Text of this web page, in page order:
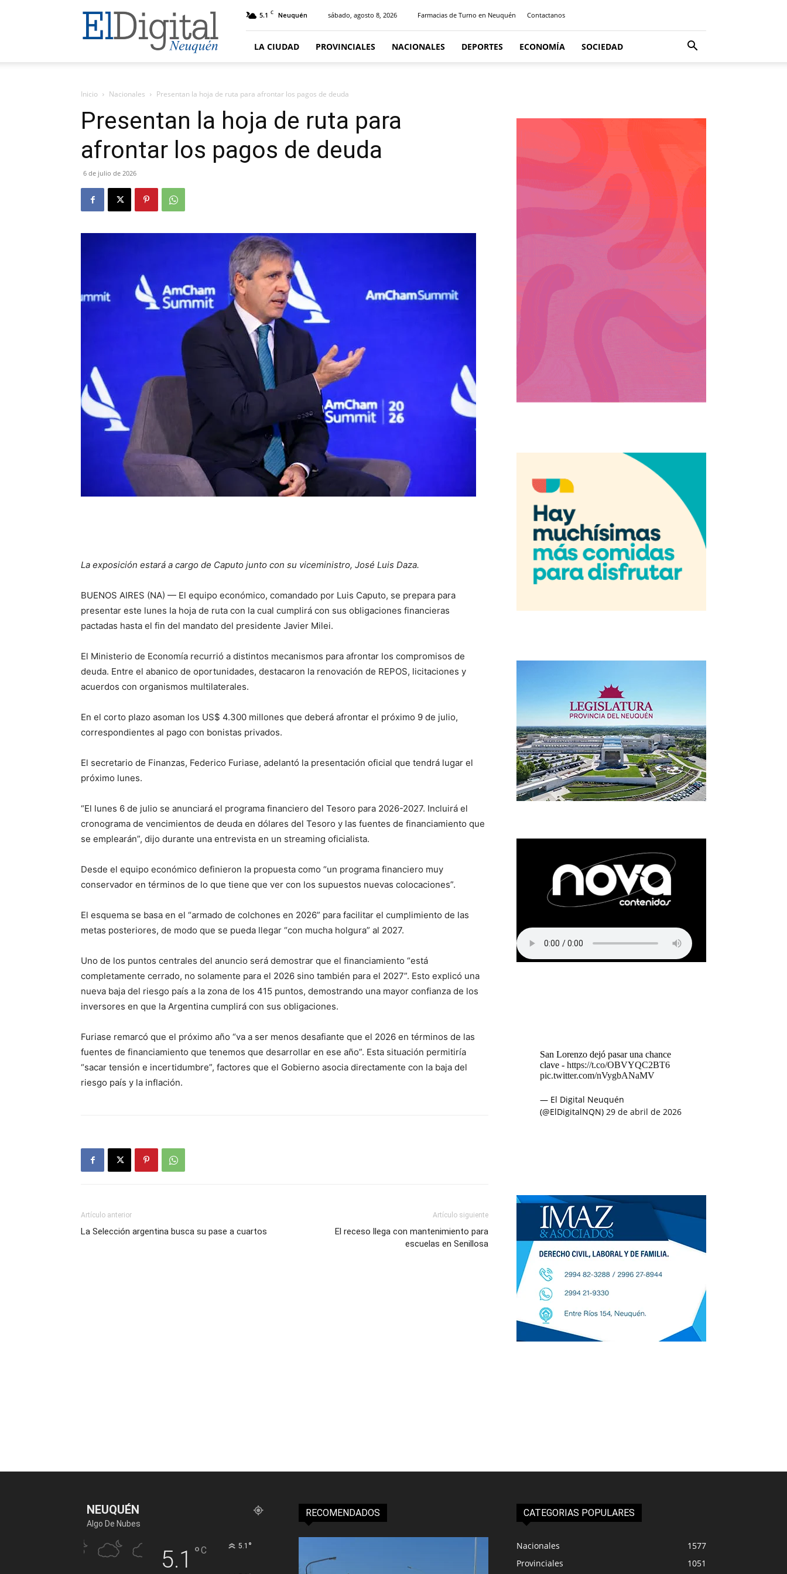
El
Digital
Neuquen
5.1 C Neuquén sábado, agosto 8, 2026 Farmacias de Turno en Neuquén Contactanos
LA CIUDAD PROVINCIALES NACIONALES DEPORTES ECONOMÍA SOCIEDAD
Inicio Nacionales Presentan la hoja de ruta para afrontar los pagos de deuda
Presentan la hoja de ruta para
afrontar los pagos de deuda
6 de julio de 2026
La exposición estará a cargo de Caputo junto con su viceministro, José Luis Daza.
BUENOS AIRES (NA) — El equipo económico, comandado por Luis Caputo, se prepara para
presentar este lunes la hoja de ruta con la cual cumplirá con sus obligaciones financieras
pactadas hasta el fin del mandato del presidente Javier Milei.
El Ministerio de Economía recurrió a distintos mecanismos para afrontar los compromisos de
deuda. Entre el abanico de oportunidades, destacaron la renovación de REPOS, licitaciones y
acuerdos con organismos multilaterales.
En el corto plazo asoman los US$ 4.300 millones que deberá afrontar el próximo 9 de julio,
correspondientes al pago con bonistas privados.
El secretario de Finanzas, Federico Furiase, adelantó la presentación oficial que tendrá lugar el
próximo lunes.
“El lunes 6 de julio se anunciará el programa financiero del Tesoro para 2026-2027. Incluirá el
cronograma de vencimientos de deuda en dólares del Tesoro y las fuentes de financiamiento que
se emplearán”, dijo durante una entrevista en un streaming oficialista.
Desde el equipo económico definieron la propuesta como “un programa financiero muy
conservador en términos de lo que tiene que ver con los supuestos nuevas colocaciones”.
El esquema se basa en el “armado de colchones en 2026” para facilitar el cumplimiento de las
metas posteriores, de modo que se pueda llegar “con mucha holgura” al 2027.
Uno de los puntos centrales del anuncio será demostrar que el financiamiento “está
completamente cerrado, no solamente para el 2026 sino también para el 2027”. Esto explicó una
nueva baja del riesgo país a la zona de los 415 puntos, demostrando una mayor confianza de los
inversores en que la Argentina cumplirá con sus obligaciones.
Furiase remarcó que el próximo año “va a ser menos desafiante que el 2026 en términos de las
fuentes de financiamiento que tenemos que desarrollar en ese año”. Esta situación permitiría
“sacar tensión e incertidumbre”, factores que el Gobierno asocia directamente con la baja del
riesgo país y la inflación.
Artículo anterior
La Selección argentina busca su pase a cuartos
Artículo siguiente
El receso llega con mantenimiento para
escuelas en Senillosa
San Lorenzo dejó pasar una chance
clave - https://t.co/OBVYQC2BT6
pic.twitter.com/nVygbANaMV
— El Digital Neuquén
(@ElDigitalNQN) 29 de abril de 2026
NEUQUÉN
Algo De Nubes
5.1 °C 5.1 °
RECOMENDADOS CATEGORIAS POPULARES
Nacionales
1577
Provinciales
1051